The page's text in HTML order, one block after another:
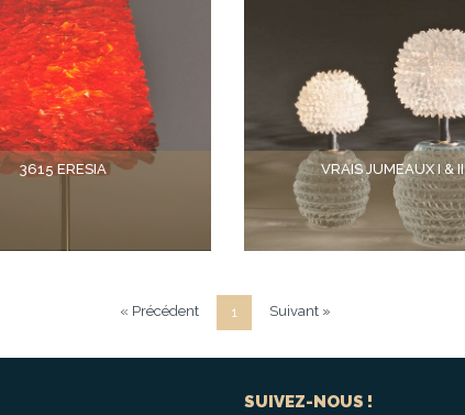
3615 ERESIA VRAIS JUMEAUX I & II
« Précédent 1 Suivant »
SUIVEZ-NOUS !